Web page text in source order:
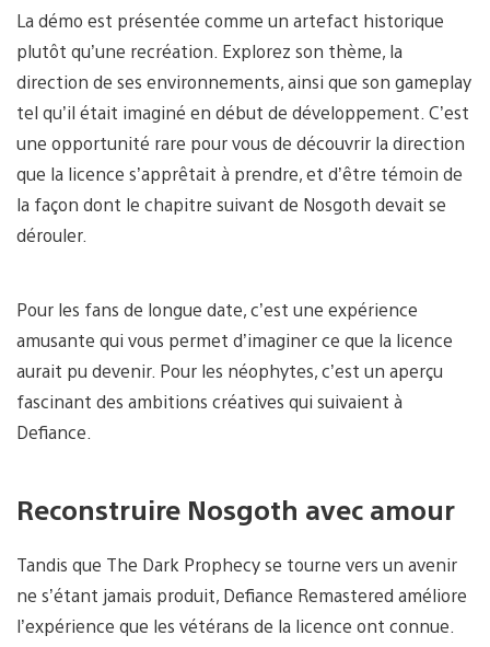
La démo est présentée comme un artefact historique
plutôt qu’une recréation. Explorez son thème, la
direction de ses environnements, ainsi que son gameplay
tel qu’il était imaginé en début de développement. C’est
une opportunité rare pour vous de découvrir la direction
que la licence s’apprêtait à prendre, et d’être témoin de
la façon dont le chapitre suivant de Nosgoth devait se
dérouler.
Pour les fans de longue date, c’est une expérience
amusante qui vous permet d’imaginer ce que la licence
aurait pu devenir. Pour les néophytes, c’est un aperçu
fascinant des ambitions créatives qui suivaient à
Defiance.
Reconstruire Nosgoth avec amour
Tandis que The Dark Prophecy se tourne vers un avenir
ne s’étant jamais produit, Defiance Remastered améliore
l’expérience que les vétérans de la licence ont connue.